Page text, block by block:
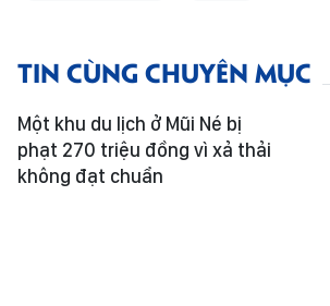
TIN CÙNG CHUYÊN MỤC
Một khu du lịch ở Mũi Né bị
phạt 270 triệu đồng vì xả thải
không đạt chuẩn